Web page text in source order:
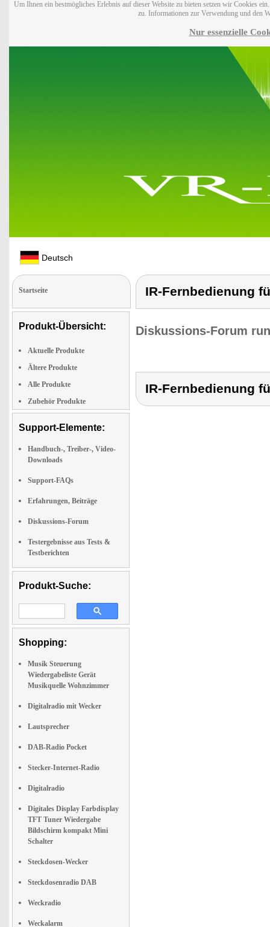
Um Ihnen ein bestmögliches Erlebnis auf dieser Website zu bieten setzen wir Cookies
zu. Informationen zur Verwendung und den
Nur essenzielle
Deutsch
Startseite
Produkt-Übersicht:
Aktuelle Produkte
Ältere Produkte
Alle Produkte
Zubehör Produkte
Support-Elemente:
Handbuch-, Treiber-, Video-
Downloads
Support-FAQs
Erfahrungen, Beiträge
Diskussions-Forum
Testergebnisse aus Tests &
Testberichten
Produkt-Suche:
Shopping:
Musik Steuerung
Wiedergabeliste Gerät
Musikquelle Wohnzimmer
Digitalradio mit Wecker
Lautsprecher
DAB-Radio Pocket
Stecker-Internet-Radio
Digitalradio
Digitales Display Farbdisplay
TFT Tuner Wiedergabe
Bildschirm kompakt Mini
Schalter
Steckdosen-Wecker
Steckdosenradio DAB
Weckradio
Weckalarm
IR-Fernbedienung
Diskussions-Forum
IR-Fernbedienung